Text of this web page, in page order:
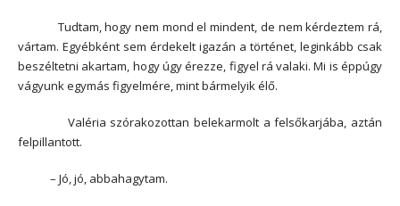
Tudtam, hogy nem mond el mindent, de nem kérdeztem rá,
vártam. Egyébként sem érdekelt igazán a történet, leginkább csak
beszéltetni akartam, hogy úgy érezze, figyel rá valaki. Mi is éppúgy
vágyunk egymás figyelmére, mint bármelyik élő.
Valéria szórakozottan belekarmolt a felsőkarjába, aztán
felpillantott.
– Jó, jó, abbahagytam.